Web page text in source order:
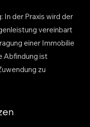
der Praxis wird der
vereinbart
einer Immobilie
Abfindung ist
zu